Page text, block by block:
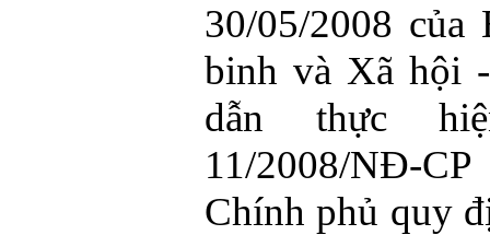
30/05/2008
binh và Xã hội
dẫn thực
11/2008/NĐ-
Chính phủ quy